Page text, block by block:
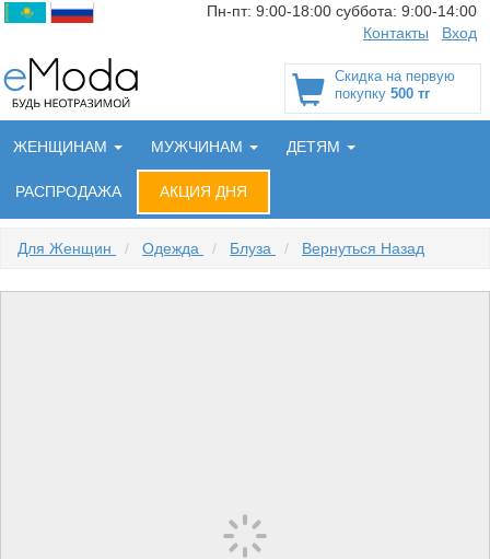
Пн-пт: 9:00-18:00 суббота: 9:00-14:00
Контакты
Вход
Скидка на первую
покупку 500 тг
ЖЕНЩИНАМ МУЖЧИНАМ ДЕТЯМ
РАСПРОДАЖА АКЦИЯ ДНЯ
Для Женщин / Одежда / Блуза / Вернуться Назад